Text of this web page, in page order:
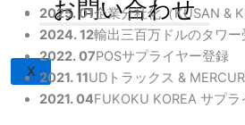
お問い合わせ
X
2025. 01企業分社化（KUSAN &
2024. 12輸出三百万ドルのタワー
2022. 07POSサプライヤー登録
2021. 11UDトラックス &
2021. 04FUKOKU KOREA サプ